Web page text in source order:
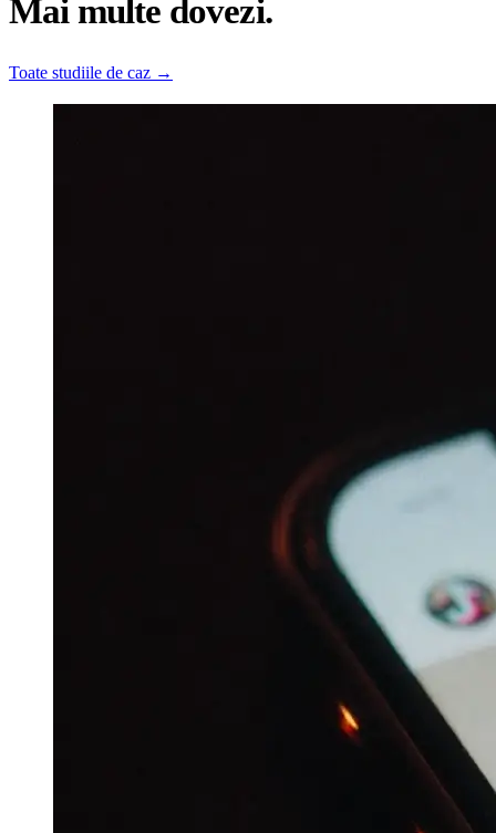
Mai multe dovezi.
Toate studiile de caz →